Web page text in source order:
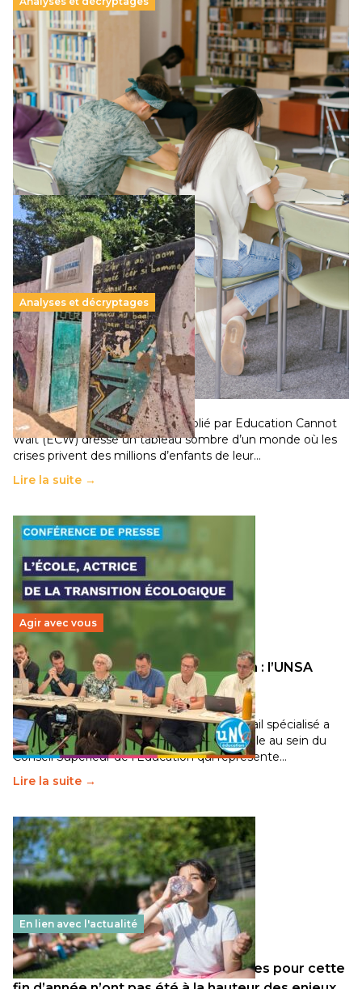
Supérieur privé : une dérive qui met à mal la
promesse républicaine
11 juillet 2026-
Le projet de loi sur la régulation de l’enseignement
supérieur privé met en lumière l’amplification d’un système
qui relègue l’acte pédagogique au superfétatoire, voire à…
Lire la suite →
Analyses et décryptages
258 millions d’enfants victimes de la guerre, des
chocs climatiques et des déplacements de
population
11 juillet 2026- National
Un nouveau rapport mondial publié par Education Cannot
Wait (ECW) dresse un tableau sombre d’un monde où les
crises privent des millions d’enfants de leur…
Lire la suite →
Agir avec vous
Transition écologique de l’éducation : l’UNSA
Éducation fait bouger les lignes
30 juin 2026-National
Pendant plusieurs mois, un groupe de travail spécialisé a
travaillé sur la transition écologique de l’Ecole au sein du
Conseil Supérieur de l’Éducation qui représente…
Lire la suite →
En lien avec l'actualité
Les décisions ministérielles attendues pour cette